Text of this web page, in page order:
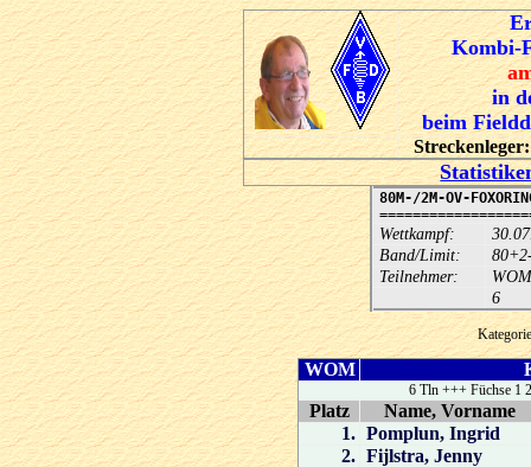
Kombi-
in
beim
80M-/2M-OV-
Wettkampf:
Band/Limit:
Teilnehmer:
WOM
6
WOM
6 Tln +++ Füchse 1
Platz
Name, Vorname
1. Pomplun, Ingrid
2. Fijlstra, Jenny